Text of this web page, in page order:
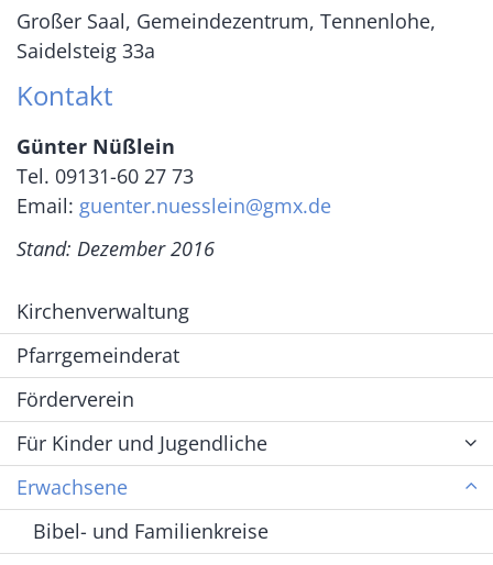
Großer Saal, Gemeindezentrum, Tennenlohe,
Saidelsteig 33a
Kontakt
Günter Nüßlein
Tel. 09131-60 27 73
Email: guenter.nuesslein@gmx.de
Stand: Dezember 2016
Kirchenverwaltung
Pfarrgemeinderat
Förderverein
Für Kinder und Jugendliche
Erwachsene
Bibel- und Familienkreise